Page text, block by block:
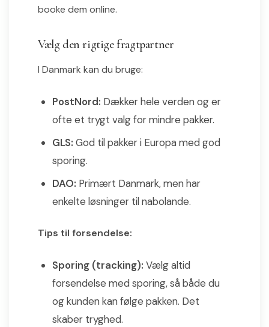
booke dem online.
Vælg den rigtige fragtpartner
I Danmark kan du bruge:
PostNord: Dækker hele verden og er
ofte et trygt valg for mindre pakker.
GLS: God til pakker i Europa med god
sporing.
DAO: Primært Danmark, men har
enkelte løsninger til nabolande.
Tips til forsendelse:
Sporing (tracking): Vælg altid
forsendelse med sporing, så både du
og kunden kan følge pakken. Det
skaber tryghed.